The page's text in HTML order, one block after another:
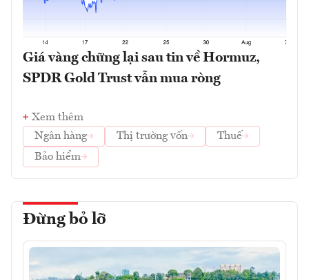
Giá vàng chững lại sau tin về Hormuz,
SPDR Gold Trust vẫn mua ròng
Xem thêm
Ngân hàng
Thị trường vốn
Thuế
Bảo hiểm
Đừng bỏ lỡ